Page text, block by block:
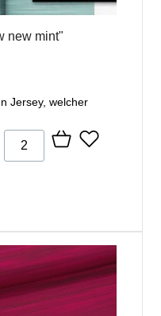
new mint"
Jersey, welcher